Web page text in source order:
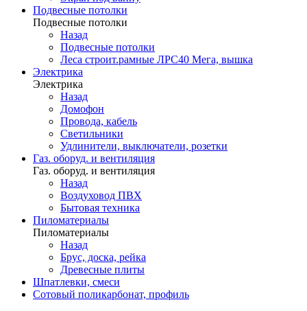
Подвесные потолки
Подвесные потолки
Назад
Подвесные потолки
Леса строит.рамные ЛРС40 Мега, вышка
Электрика
Электрика
Назад
Домофон
Провода, кабель
Светильники
Удлинители, выключатели, розетки
Газ. оборуд. и вентиляция
Газ. оборуд. и вентиляция
Назад
Воздуховод ПВХ
Бытовая техника
Пиломатериалы
Пиломатериалы
Назад
Брус, доска, рейка
Древесные плиты
Шпатлевки, смеси
Сотовый поликарбонат, профиль